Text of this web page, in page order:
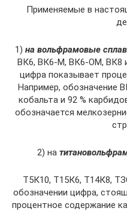
Применяемые в
1) на вольфрамовые
ВК6, ВК6-М, ВК6-ОМ, ВК8
цифра показывает
Например, обозначение
кобальта и 92 %
обозначается
2) на
Т5К10, Т15К6, Т14К8,
обозначении цифра,
процентное содержание